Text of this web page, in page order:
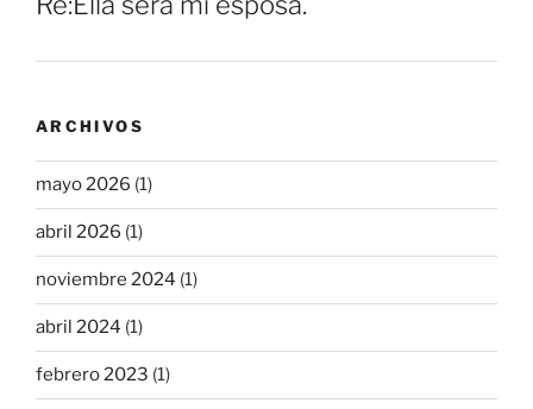
ARCHIVOS
mayo 2026 (1)
abril 2026 (1)
noviembre 2024 (1)
abril 2024 (1)
febrero 2023 (1)